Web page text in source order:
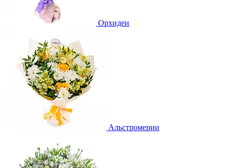
Орхидеи
Альстромерии